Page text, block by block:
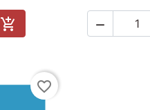

Add to cart

favorite_border